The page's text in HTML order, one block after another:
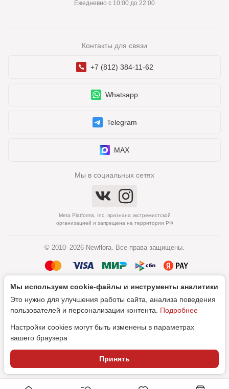
Ежедневно с 10:00 до 22:00
Контакты для связи
+7 (812) 384-11-62
Whatsapp
Telegram
MAX
Мы в социальных сетях
Meta Platforms, Inc. признана экстремистской
организацией и запрещена на территории РФ
© 2010–2026 Newflora. Все права защищены.
Политика обработки персональных данных
Согласие на обработку персональных данных
SEO-продвижение
Мы используем cookie‑файлы и инструменты аналитики
Это нужно для улучшения работы сайта, анализа поведения
пользователей и персонализации контента. Подробнее
Настройки cookies могут быть изменены в параметрах
вашего браузера
Принять